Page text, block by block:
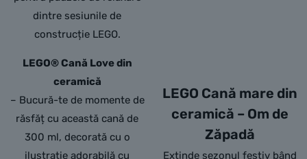
dintre sesiunile de
construcție LEGO.
LEGO® Cană Love din
ceramică
– Bucură-te de momente de
răsfăț cu această cană de
300 ml, decorată cu o
ilustrație adorabilă cu
LEGO Cană mare din
ceramică – Om de
Zăpadă
Extinde sezonul festiv bând